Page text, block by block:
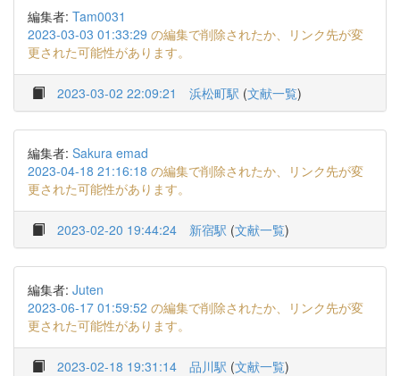
編集者: Tam0031
2023-03-03 01:33:29 の編集で削除されたか、リンク先が変
更された可能性があります。
2023-03-02 22:09:21 浜松町駅 (文献一覧)
編集者: Sakura emad
2023-04-18 21:16:18 の編集で削除されたか、リンク先が変
更された可能性があります。
2023-02-20 19:44:24 新宿駅 (文献一覧)
編集者: Juten
2023-06-17 01:59:52 の編集で削除されたか、リンク先が変
更された可能性があります。
2023-02-18 19:31:14 品川駅 (文献一覧)